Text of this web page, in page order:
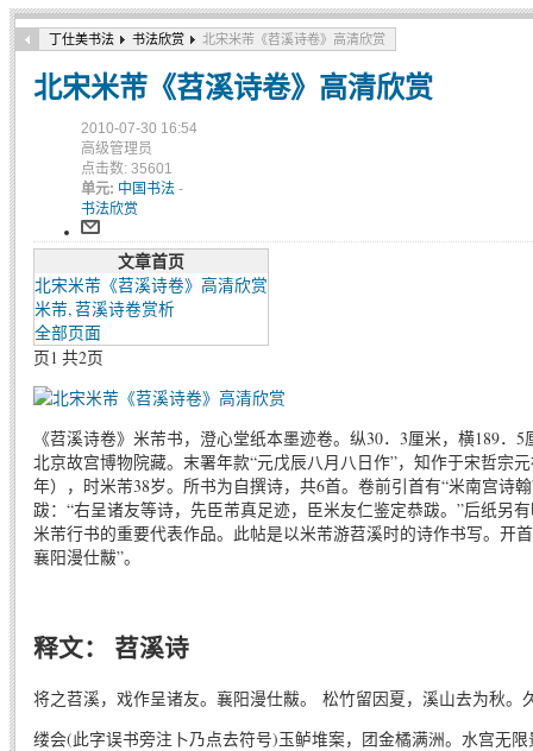
丁仕美书法 书法欣赏 北宋米芾《苕溪诗卷》高清欣赏
北宋米芾《苕溪诗卷》高清欣赏
2010-07-30 16:54
高级管理员
点击数: 35601
单元: 中国书法 -
书法欣赏
文章首页
北宋米芾《苕溪诗卷》高清欣赏
米芾, 苕溪诗卷赏析
全部页面
页1 共2页
《苕溪诗卷》米芾书，澄心堂纸本墨迹卷。纵30．3厘米，横189．
北京故宫博物院藏。末署年款“元戊辰八月八日作”，知作于宋哲宗
年），时米芾38岁。所书为自撰诗，共6首。卷前引首有“米南宫诗
跋：“右呈诸友等诗，先臣芾真足迹，臣米友仁鉴定恭跋。”后纸另
米芾行书的重要代表作品。此帖是以米芾游苕溪时的诗作书写。开
襄阳漫仕黻”。
释文： 苕溪诗
将之苕溪，戏作呈诸友。襄阳漫仕黻。 松竹留因夏，溪山去为秋。
缕会(此字误书旁注卜乃点去符号)玉鲈堆案，团金橘满洲。水宫无